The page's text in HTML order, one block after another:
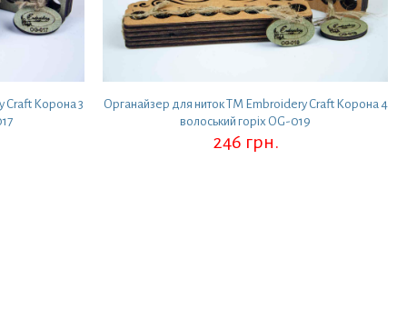
Craft Корона 3
Органайзер для ниток ТМ Embroidery Craft Корона 4
волоський горіх OG-019
246 грн.